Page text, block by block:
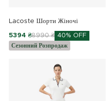
Lacoste Шорти Жіночі
5394 ₴8990 ₴ 40% OFF
Сезонний Розпродаж